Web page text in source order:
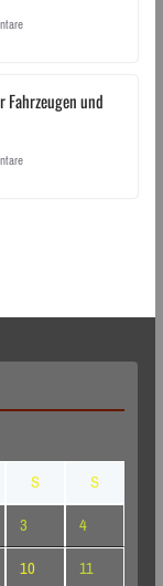
Fahrzeugen und
S
S
3
4
10
11